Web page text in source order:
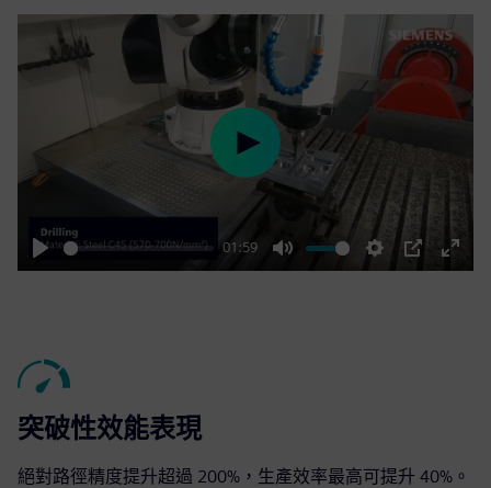
Play
01:59
Mute Settings
PIP
Enter
Play
突破性效能表現
絕對路徑精度提升超過 200%，生產效率最高可提升 40%。